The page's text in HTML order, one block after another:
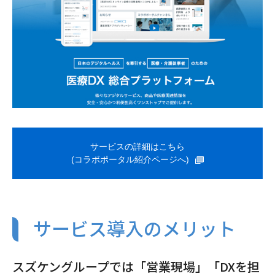
サービスの詳細はこちら
(コラボポータル紹介ページへ)
サービス導入のメリット
スズケングループでは「営業現場」「DXを担